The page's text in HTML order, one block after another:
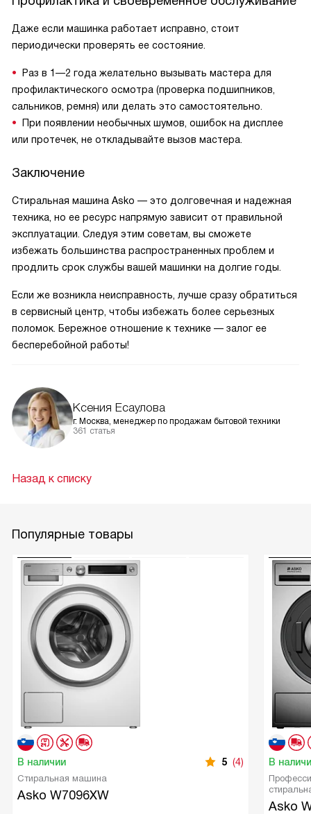
Даже если машинка работает исправно, стоит
периодически проверять ее состояние.
Раз в 1—2 года желательно вызывать мастера для
профилактического осмотра (проверка подшипников,
сальников, ремня) или делать это самостоятельно.
При появлении необычных шумов, ошибок на дисплее
или протечек, не откладывайте вызов мастера.
Заключение
Стиральная машина Asko — это долговечная и надежная
техника, но ее ресурс напрямую зависит от правильной
эксплуатации. Следуя этим советам, вы сможете
избежать большинства распространенных проблем и
продлить срок службы вашей машинки на долгие годы.
Если же возникла неисправность, лучше сразу обратиться
в сервисный центр, чтобы избежать более серьезных
поломок. Бережное отношение к технике — залог ее
бесперебойной работы!
Ксения Есаулова
г. Москва, менеджер по продажам бытовой техники
361 статья
Назад к списку
Популярные товары
В наличии 5 (4)
Стиральная машина
Asko W7096XW
В
Asko